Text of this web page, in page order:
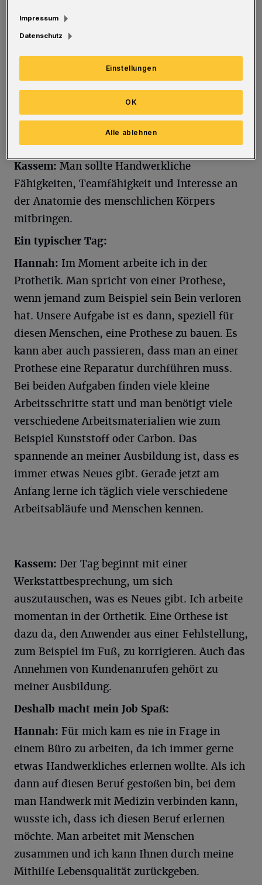
einen das handwerkliche Geschick, ein
technisches Verständnis und der Umgang mit
unterschiedlichen Menschen und den
verschiedenen Krankheitsbildern. Aber zudem
sollte man auch Interesse an der Anatomie des
menschlichen Körpers haben.
Kassem: Man sollte Handwerkliche
Fähigkeiten, Teamfähigkeit und Interesse an
der Anatomie des menschlichen Körpers
mitbringen.
Ein typischer Tag:
Hannah: Im Moment arbeite ich in der
Prothetik. Man spricht von einer Prothese,
wenn jemand zum Beispiel sein Bein verloren
hat. Unsere Aufgabe ist es dann, speziell für
diesen Menschen, eine Prothese zu bauen. Es
kann aber auch passieren, dass man an einer
Prothese eine Reparatur durchführen muss.
Bei beiden Aufgaben finden viele kleine
Arbeitsschritte statt und man benötigt viele
verschiedene Arbeitsmaterialien wie zum
Beispiel Kunststoff oder Carbon. Das
spannende an meiner Ausbildung ist, dass es
immer etwas Neues gibt. Gerade jetzt am
Anfang lerne ich täglich viele verschiedene
Arbeitsabläufe und Menschen kennen.
Kassem: Der Tag beginnt mit einer
Werkstattbesprechung, um sich
auszutauschen, was es Neues gibt. Ich arbeite
momentan in der Orthetik. Eine Orthese ist
dazu da, den Anwender aus einer Fehlstellung,
zum Beispiel im Fuß, zu korrigieren. Auch das
Annehmen von Kundenanrufen gehört zu
meiner Ausbildung.
Deshalb macht mein Job Spaß:
Hannah: Für mich kam es nie in Frage in
einem Büro zu arbeiten, da ich immer gerne
etwas Handwerkliches erlernen wollte. Als ich
dann auf diesen Beruf gestoßen bin, bei dem
man Handwerk mit Medizin verbinden kann,
wusste ich, dass ich diesen Beruf erlernen
möchte. Man arbeitet mit Menschen
zusammen und ich kann Ihnen durch meine
Mithilfe Lebensqualität zurückgeben.
Impressum
Datenschutz
Einstellungen
Alle ablehnen
OK